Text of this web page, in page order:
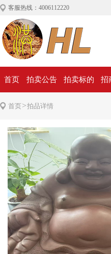
客服热线：4006112220
首页 拍卖公告 拍卖标的 招
首页>拍品详情